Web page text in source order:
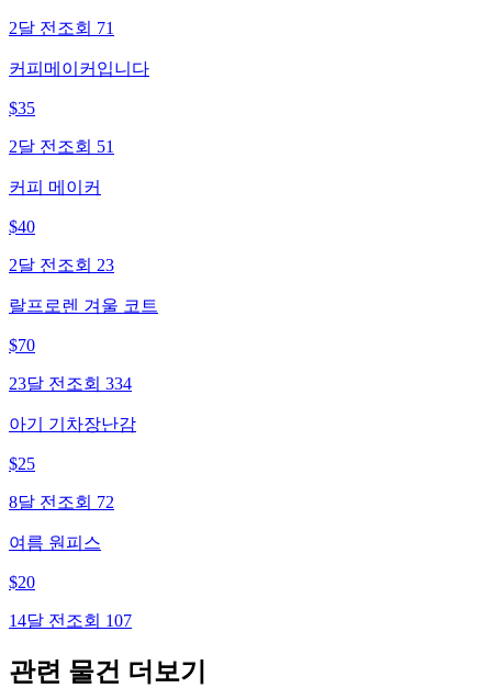
2달 전 조회 71
커피메이커입니다
$35
2달 전 조회 51
커피 메이커
$40
2달 전 조회 23
랄프로렌 겨울 코트
$70
23달 전 조회 334
아기 기차장난감
$25
8달 전 조회 72
여름 원피스
$20
14달 전 조회 107
관련 물건 더보기